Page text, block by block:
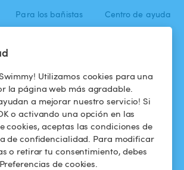
Utilizamos cookies para una
la página web más agradable.
a mejorar nuestro servicio! Si
o activando una opción en las
cookies, aceptas las condiciones de
de confidencialidad. Para modificar
o retirar tu consentimiento, debes
de cookies.
Para los bañistas
piscina
¿Cómo funciona?
Centro de ayuda
confidencialidad
Aviso legal
DESCARGAR LA APP